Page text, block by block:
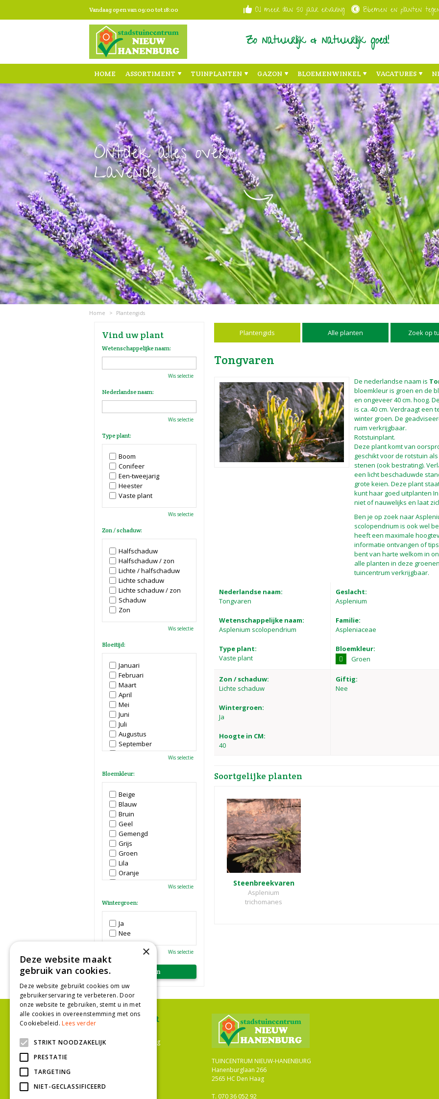
content
Vandaag open van09:00tot18:00 Al meer dan 50 jaar ervaring Bloemen en planten
Zo natuurlijk & natuurlijk goed!
HOME ASSORTIMENT TUINPLANTEN GAZON BLOEMENWINKEL VACATURES
Ontdek alles over
Lavendel
Home > Plantengids
Plantengids Alle planten Zoek op
Tongvaren
De nederlandse naam is
bloemkleur is groen en de
en ongeveer 40 cm. hoog.
is ca. 40 cm. Verdraagt een
winter groen. De
ruim verkrijgbaar.
Rotstuinplant.
Deze plant komt van
geschikt voor de rotstuin
stenen (ook bestrating).
een licht beschaduwde
grote keien. Deze plant
kunt haar goed uitplanten
niet of nauwelijks en laat
Ben je op zoek naar
scolopendrium is ook wel
heeft een maximale
informatie ontvangen of
bent van harte welkom in
alle planten in deze
tuincentrum verkrijgbaar.
Nederlandse naam:
Tongvaren
Wetenschappelijke naam:
Asplenium scolopendrium
Type plant:
Vaste plant
Geslacht:
Asplenium
Familie:
Aspleniaceae
Bloemkleur:
Groen
Zon / schaduw:
Lichte schaduw
Wintergroen:
Ja
Hoogte in CM:
40
Giftig:
Nee
Soortgelijke planten
Steenbreekvaren
Asplenium
trichomanes
Vind uw plant
Wetenschappelijke naam:
Wis selectie
Nederlandse naam:
Wis selectie
Type plant:
Boom
Conifeer
Een-tweejarig
Heester
Vaste plant
Wis selectie
Zon / schaduw:
Halfschaduw
Halfschaduw / zon
Lichte / halfschaduw
Lichte schaduw
Lichte schaduw / zon
Schaduw
Zon
Wis selectie
Bloeitijd:
Januari
Februari
Maart
April
Mei
Juni
Juli
Augustus
September
Oktober
December
Wis selectie
Bloemkleur:
Beige
Blauw
Bruin
Geel
Gemengd
Grijs
Groen
Lila
Oranje
Paars
Roze
Wit
Zwart
Wis selectie
Wintergroen:
Ja
Nee
Wis selectie
Ons assortiment
Bloemenwinkel Den Haag
Kamerplanten
TUINCENTRUM NIEUW-HANENBURG
Hanenburglaan 266
2565 HC Den Haag
T. 070 36 052 92
×
Deze website maakt
gebruik van cookies.
Deze website gebruikt cookies om uw
gebruikerservaring te verbeteren. Door
onze website te gebruiken, stemt u in met
alle cookies in overeenstemming met ons
Cookiebeleid.Lees verder
STRIKT NOODZAKELIJK
PRESTATIE
TARGETING
NIET-GECLASSIFICEERD